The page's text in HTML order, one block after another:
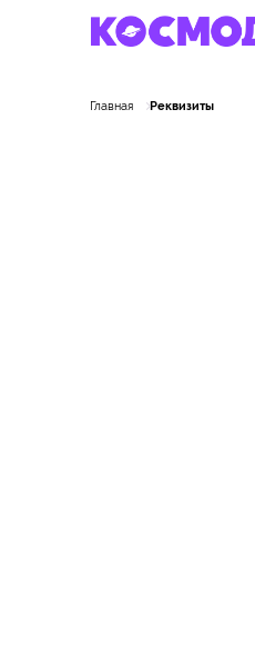
Главная Реквизиты